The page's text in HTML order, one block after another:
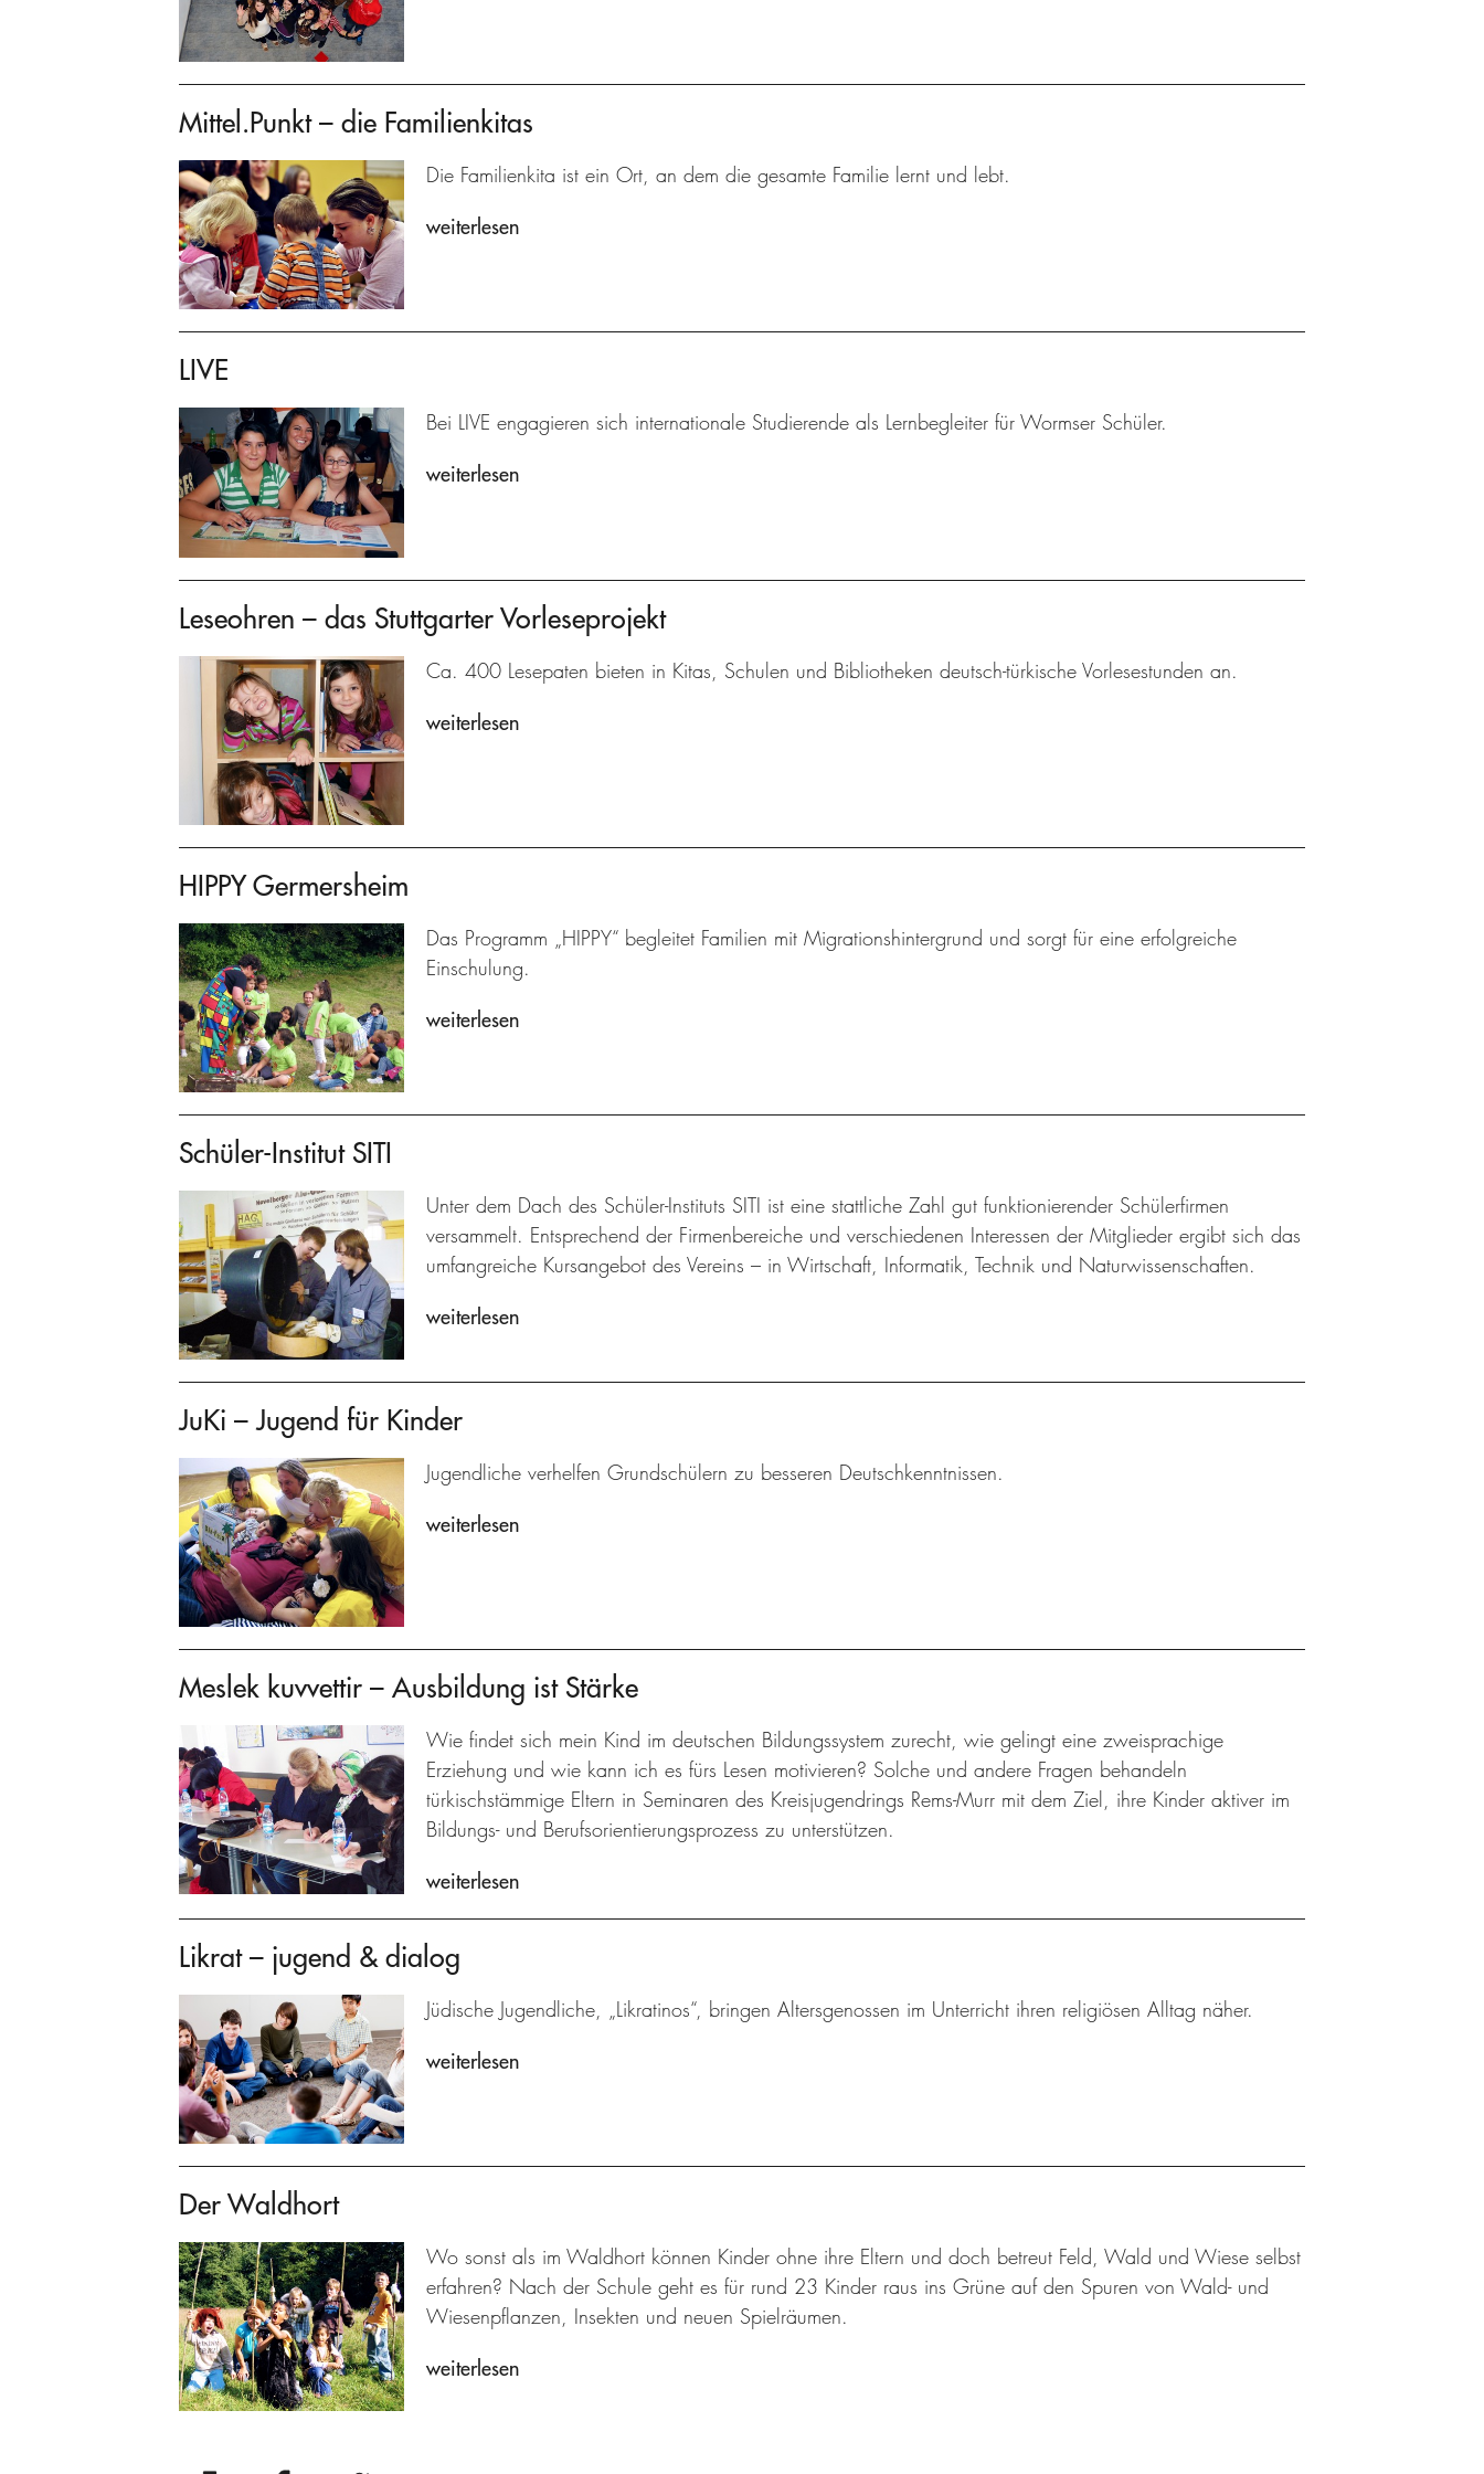
Mittel.Punkt – die Familienkitas
Die Familienkita ist ein Ort, an dem die gesamte Familie lernt und lebt.
weiterlesen
LIVE
Bei LIVE engagieren sich internationale Studierende als Lernbegleiter für Wormser Schüler.
weiterlesen
Leseohren – das Stuttgarter Vorleseprojekt
Ca. 400 Lesepaten bieten in Kitas, Schulen und Bibliotheken deutsch-türkische Vorlesestunden an.
weiterlesen
HIPPY Germersheim
Das Programm „HIPPY“ begleitet Familien mit Migrationshintergrund und sorgt für eine erfolgreiche
Einschulung.
weiterlesen
Schüler-Institut SITI
Unter dem Dach des Schüler-Instituts SITI ist eine stattliche Zahl gut funktionierender Schülerfirmen
versammelt. Entsprechend der Firmenbereiche und verschiedenen Interessen der Mitglieder ergibt sich das
umfangreiche Kursangebot des Vereins – in Wirtschaft, Informatik, Technik und Naturwissenschaften.
weiterlesen
JuKi – Jugend für Kinder
Jugendliche verhelfen Grundschülern zu besseren Deutschkenntnissen.
weiterlesen
Meslek kuvvettir – Ausbildung ist Stärke
Wie findet sich mein Kind im deutschen Bildungssystem zurecht, wie gelingt eine zweisprachige
Erziehung und wie kann ich es fürs Lesen motivieren? Solche und andere Fragen behandeln
türkischstämmige Eltern in Seminaren des Kreisjugendrings Rems-Murr mit dem Ziel, ihre Kinder aktiver im
Bildungs- und Berufsorientierungsprozess zu unterstützen.
weiterlesen
Likrat – jugend & dialog
Jüdische Jugendliche, „Likratinos“, bringen Altersgenossen im Unterricht ihren religiösen Alltag näher.
weiterlesen
Der Waldhort
Wo sonst als im Waldhort können Kinder ohne ihre Eltern und doch betreut Feld, Wald und Wiese selbst
erfahren? Nach der Schule geht es für rund 23 Kinder raus ins Grüne auf den Spuren von Wald- und
Wiesenpflanzen, Insekten und neuen Spielräumen.
weiterlesen